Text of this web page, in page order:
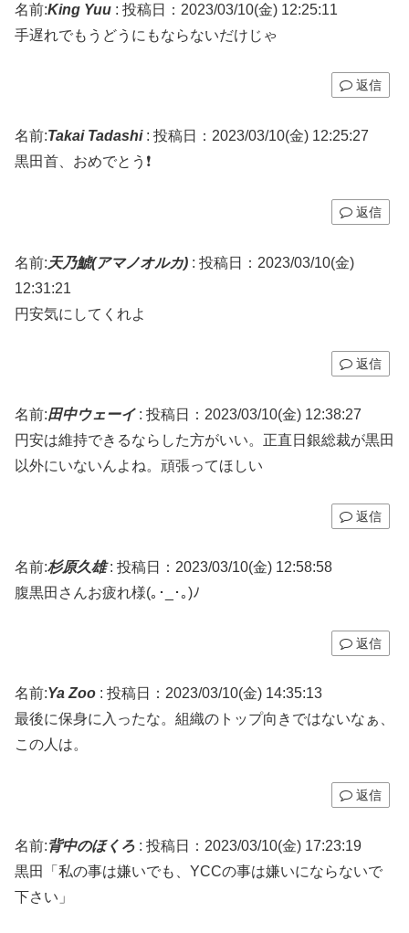
名前:King Yuu : 投稿日：2023/03/10(金) 12:25:11
手遅れでもうどうにもならないだけじゃ
返信
名前:Takai Tadashi: 投稿日：2023/03/10(金) 12:25:27
黒田首、おめでとう❗
返信
名前: 天乃鯱(アマノオルカ) : 投稿日：2023/03/10(金)
12:31:21
円安気にしてくれよ
返信
名前:田中ウェーイ: 投稿日：2023/03/10(金) 12:38:27
円安は維持できるならした方がいい。正直日銀総裁が黒田
以外にいないんよね。頑張ってほしい
返信
名前:杉原久雄: 投稿日：2023/03/10(金) 12:58:58
腹黒田さんお疲れ様(｡･_･｡)ﾉ
返信
名前:Ya Zoo : 投稿日：2023/03/10(金) 14:35:13
最後に保身に入ったな。組織のトップ向きではないなぁ、
この人は。
返信
名前:背中のほくろ : 投稿日：2023/03/10(金) 17:23:19
黒田「私の事は嫌いでも、YCCの事は嫌いにならないで
下さい」